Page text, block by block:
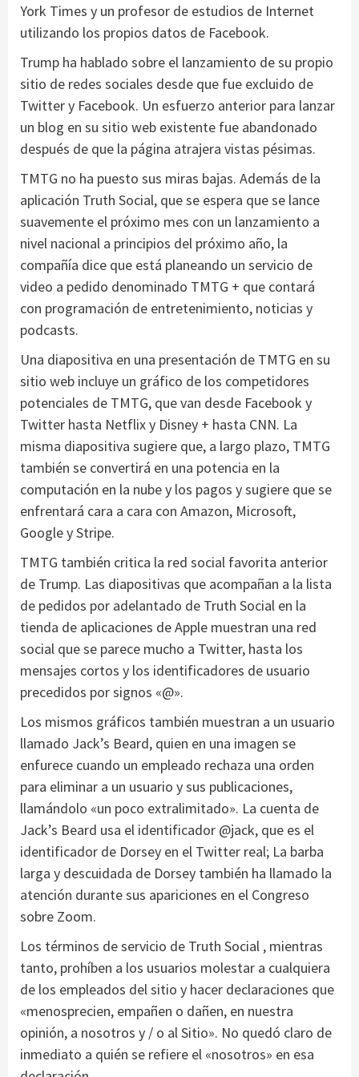
York Times y un profesor de estudios de Internet
utilizando los propios datos de Facebook.
Trump ha hablado sobre el lanzamiento de su propio
sitio de redes sociales desde que fue excluido de
Twitter y Facebook. Un esfuerzo anterior para lanzar
un blog en su sitio web existente fue abandonado
después de que la página atrajera vistas pésimas.
TMTG no ha puesto sus miras bajas. Además de la
aplicación Truth Social, que se espera que se lance
suavemente el próximo mes con un lanzamiento a
nivel nacional a principios del próximo año, la
compañía dice que está planeando un servicio de
video a pedido denominado TMTG + que contará
con programación de entretenimiento, noticias y
podcasts.
Una diapositiva en una presentación de TMTG en su
sitio web incluye un gráfico de los competidores
potenciales de TMTG, que van desde Facebook y
Twitter hasta Netflix y Disney + hasta CNN. La
misma diapositiva sugiere que, a largo plazo, TMTG
también se convertirá en una potencia en la
computación en la nube y los pagos y sugiere que se
enfrentará cara a cara con Amazon, Microsoft,
Google y Stripe.
TMTG también critica la red social favorita anterior
de Trump. Las diapositivas que acompañan a la lista
de pedidos por adelantado de Truth Social en la
tienda de aplicaciones de Apple muestran una red
social que se parece mucho a Twitter, hasta los
mensajes cortos y los identificadores de usuario
precedidos por signos «@».
Los mismos gráficos también muestran a un usuario
llamado Jack’s Beard, quien en una imagen se
enfurece cuando un empleado rechaza una orden
para eliminar a un usuario y sus publicaciones,
llamándolo «un poco extralimitado». La cuenta de
Jack’s Beard usa el identificador @jack, que es el
identificador de Dorsey en el Twitter real; La barba
larga y descuidada de Dorsey también ha llamado la
atención durante sus apariciones en el Congreso
sobre Zoom.
Los términos de servicio de Truth Social , mientras
tanto, prohíben a los usuarios molestar a cualquiera
de los empleados del sitio y hacer declaraciones que
«menosprecien, empañen o dañen, en nuestra
opinión, a nosotros y / o al Sitio». No quedó claro de
inmediato a quién se refiere el «nosotros» en esa